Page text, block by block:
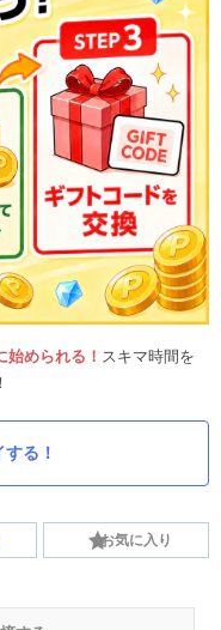
始められる！ スキマ時間を
る！
お気に入り